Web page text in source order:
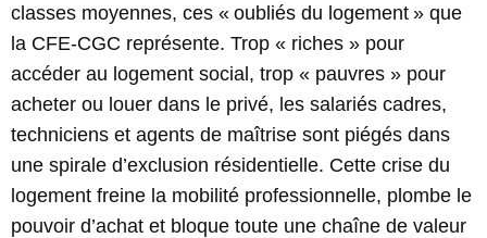
classes moyennes, ces « oubliés du logement » que
la CFE-CGC représente. Trop « riches » pour
accéder au logement social, trop « pauvres » pour
acheter ou louer dans le privé, les salariés cadres,
techniciens et agents de maîtrise sont piégés dans
une spirale d’exclusion résidentielle. Cette crise du
logement freine la mobilité professionnelle, plombe le
pouvoir d’achat et bloque toute une chaîne de valeur